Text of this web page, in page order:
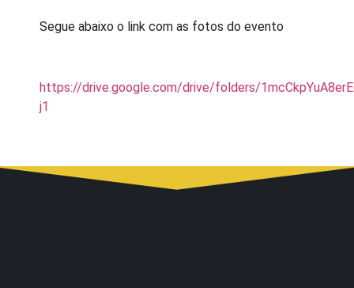
Segue abaixo o link com as fotos do evento
https://drive.google.com/drive/folders/
j1